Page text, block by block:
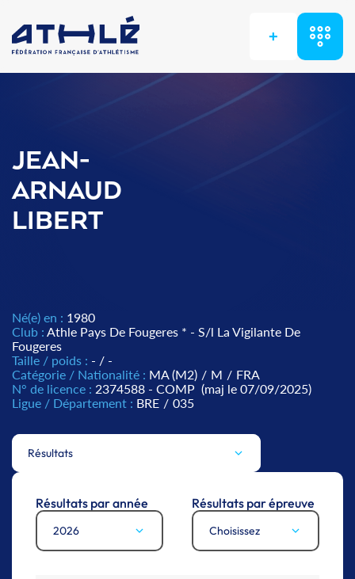
+
JEAN-
ARNAUD
LIBERT
Né(e) en : 1980
Club : Athle Pays De Fougeres * - S/l La Vigilante De
Fougeres
Taille / poids : - / -
Catégorie / Nationalité : MA (M2) / M / FRA
N° de licence : 2374588 - COMP (maj le 07/09/2025)
Ligue / Département : BRE / 035
Résultats
Résultats par année
2026
Résultats par épreuve
Choisissez